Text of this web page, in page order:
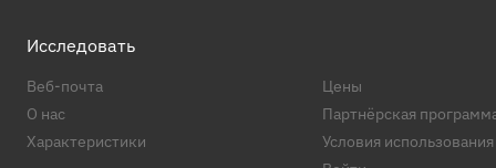
Исследовать
Веб-почта
О нас
Характеристики
Цены
Партнёрская
Условия использования